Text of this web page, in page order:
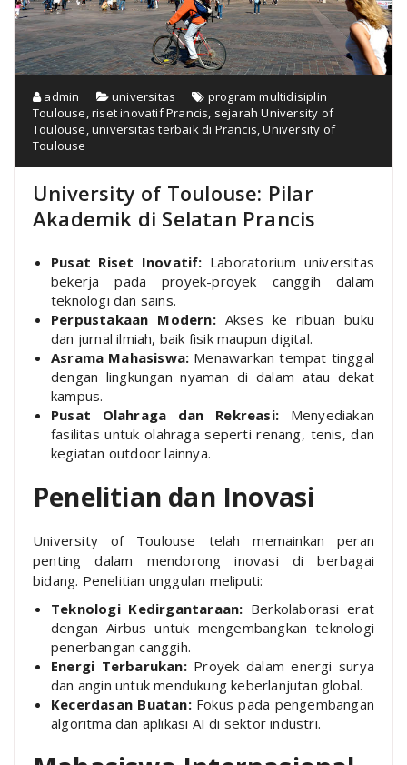
admin universitas
program multidisiplin
Toulouse ,riset inovatif Prancis sejarah University of
Toulouse ,universitas terbaik di Prancis ,University of
Toulouse
University of Toulouse: Pilar
Akademik di Selatan Prancis
Pusat Riset Inovatif: Laboratorium universitas
bekerja pada proyek-proyek canggih dalam
teknologi dan sains.
Perpustakaan Modern:Akses ke ribuan buku
dan jurnal ilmiah, baik fisik maupun digital.
Asrama Mahasiswa: Menawarkan tempat tinggal
dengan lingkungan nyaman di dalam atau dekat
kampus.
Pusat Olahraga dan Rekreasi: Menyediakan
fasilitas untuk olahraga seperti renang, tenis, dan
kegiatan outdoor lainnya.
Penelitian dan Inovasi
University of Toulouse telah memainkan peran
penting dalam mendorong inovasi di berbagai
bidang. Penelitian unggulan meliputi:
Teknologi Kedirgantaraan: Berkolaborasi erat
dengan Airbus untuk mengembangkan teknologi
penerbangan canggih.
Energi Terbarukan:Proyek dalam energi surya
dan angin untuk mendukung keberlanjutan global.
Kecerdasan Buatan:Fokus pada pengembangan
algoritma dan aplikasi AI di sektor industri.